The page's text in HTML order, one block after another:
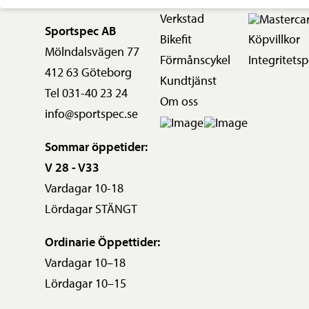
Sportspec AB
Mölndalsvägen 77
412 63 Göteborg
Tel 031-40 23 24
info@sportspec.se
Sommar öppetider:
V 28 - V33
Vardagar 10-18
Lördagar STÄNGT
Ordinarie Öppettider:
Vardagar 10–18
Lördagar 10–15
Verkstad
Bikefit
Förmånscykel
Kundtjänst
Om oss
Köpvillkor